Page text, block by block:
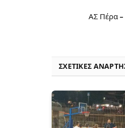
ΑΣ Πέρα –
ΣΧΕΤΙΚΈΣ